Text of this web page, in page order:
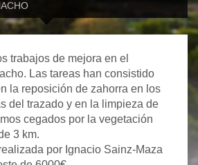
trabajos de mejora en el
Las tareas han consistido
la reposición de zahorra en los
del trazado y en la limpieza de
cegados por la vegetación
3 km.
por Ignacio Sainz-Maza